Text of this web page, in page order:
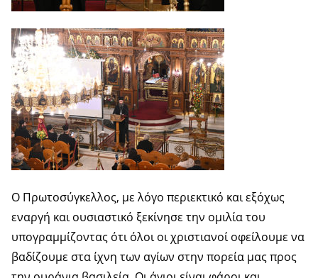
Ο Πρωτοσύγκελλος, με λόγο περιεκτικό και εξόχως
εναργή και ουσιαστικό ξεκίνησε την ομιλία του
υπογραμμίζοντας ότι όλοι οι χριστιανοί οφείλουμε να
βαδίζουμε στα ίχνη των αγίων στην πορεία μας προς